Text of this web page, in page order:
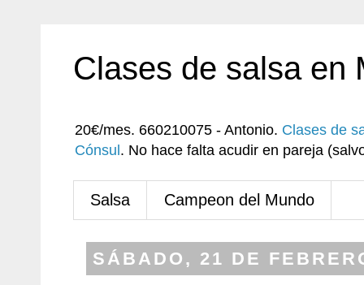
Clases de salsa en
20€/mes. 660210075 - Antonio. Clases de
Cónsul . No hace falta acudir en pareja
Salsa Campeon del Mundo
SÁBADO, 21 DE